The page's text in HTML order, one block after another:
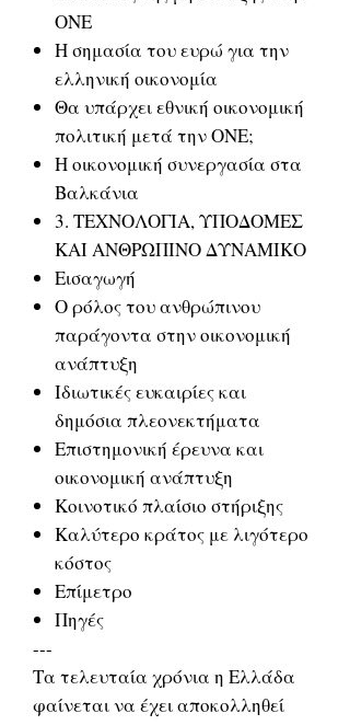
ΟΝΕ
Η σημασία του ευρώ για την
ελληνική οικονομία
Θα υπάρχει εθνική οικονομική
πολιτική μετά την ΟΝΕ;
Η οικονομική συνεργασία στα
Βαλκάνια
3. ΤΕΧΝΟΛΟΓΙΑ, ΥΠΟΔΟΜΕΣ
ΚΑΙ ΑΝΘΡΩΠΙΝΟ ΔΥΝΑΜΙΚΟ
Εισαγωγή
Ο ρόλος του ανθρώπινου
παράγοντα στην οικονομική
ανάπτυξη
Ιδιωτικές ευκαιρίες και
δημόσια πλεονεκτήματα
Επιστημονική έρευνα και
οικονομική ανάπτυξη
Κοινοτικό πλαίσιο στήριξης
Καλύτερο κράτος με λιγότερο
κόστος
Επίμετρο
Πηγές
---
Τα τελευταία χρόνια η Ελλάδα
φαίνεται να έχει αποκολληθεί